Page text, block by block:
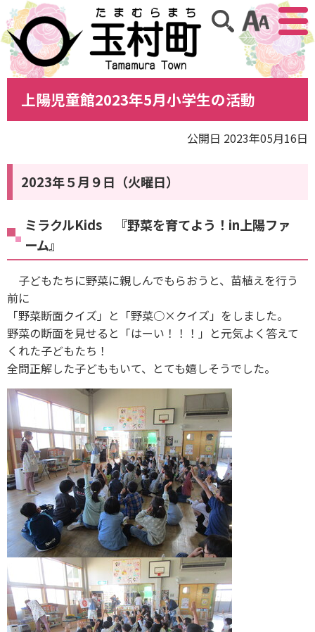
アクセ
サイト内検索
上陽児童館2023年5月小学生の活動
公開日 2023年05月16日
2023年５月９日（火曜日）
ミラクルKids 『野菜を育てよう！in上陽ファ
ーム』
子どもたちに野菜に親しんでもらおうと、苗植えを行う
前に
「野菜断面クイズ」と「野菜○×クイズ」をしました。
野菜の断面を見せると「はーい！！！」と元気よく答えて
くれた子どもたち！
全問正解した子どももいて、とても嬉しそうでした。